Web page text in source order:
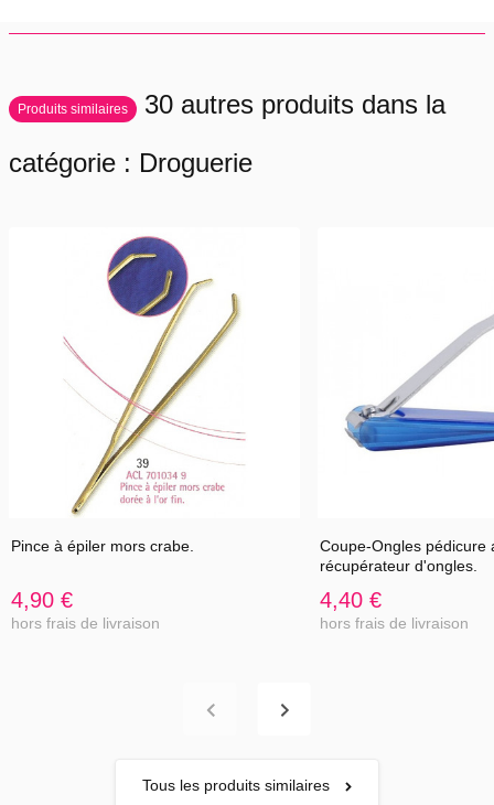
Produits similaires
30 autres produits dans la
catégorie : Droguerie
Pince à épiler mors crabe.
4,90 €
hors frais de livraison
Coupe-Ongles pédicure
récupérateur d'ongles.
4,40 €
hors frais de livraison
Tous les produits similaires